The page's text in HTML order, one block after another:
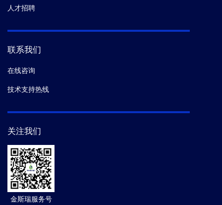
人才招聘
联系我们
在线咨询
技术支持热线
关注我们
金斯瑞服务号